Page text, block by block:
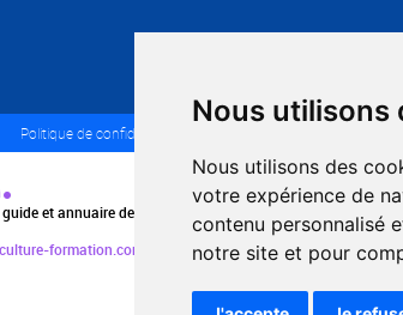
Nous utilisons
Nous utilisons des
votre expérience de
contenu personnalisé
notre site et pour
Politique de confidentialité
et annuaire des formations aux métiers de la
formation.com